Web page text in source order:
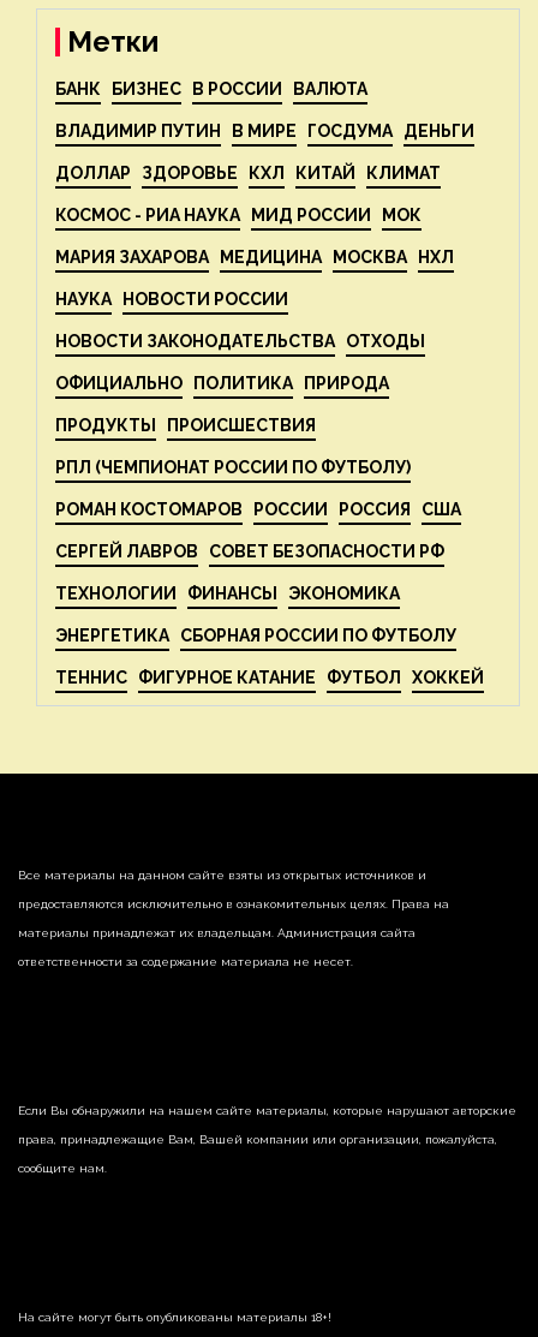
Метки
БАНК БИЗНЕС В РОССИИ ВАЛЮТА
ВЛАДИМИР ПУТИН В МИРЕ ГОСДУМА ДЕНЬГИ
ДОЛЛАР ЗДОРОВЬЕ КХЛ КИТАЙ КЛИМАТ
КОСМОС - РИА НАУКА МИД РОССИИ МОК
МАРИЯ ЗАХАРОВА МЕДИЦИНА МОСКВА НХЛ
НАУКА НОВОСТИ РОССИИ
НОВОСТИ ЗАКОНОДАТЕЛЬСТВА ОТХОДЫ
ОФИЦИАЛЬНО ПОЛИТИКА ПРИРОДА
ПРОДУКТЫ ПРОИСШЕСТВИЯ
РПЛ (ЧЕМПИОНАТ РОССИИ ПО ФУТБОЛУ)
РОМАН КОСТОМАРОВ РОССИИ РОССИЯ США
СЕРГЕЙ ЛАВРОВ СОВЕТ БЕЗОПАСНОСТИ РФ
ТЕХНОЛОГИИ ФИНАНСЫ ЭКОНОМИКА
ЭНЕРГЕТИКА СБОРНАЯ РОССИИ ПО ФУТБОЛУ
ТЕННИС ФИГУРНОЕ КАТАНИЕ ФУТБОЛ ХОККЕЙ
Все материалы на данном сайте взяты из открытых источников и
предоставляются исключительно в ознакомительных целях. Права на
материалы принадлежат их владельцам. Администрация сайта
ответственности за содержание материала не несет.
Если Вы обнаружили на нашем сайте материалы, которые нарушают авторские
права, принадлежащие Вам, Вашей компании или организации, пожалуйста,
сообщите нам.
На сайте могут быть опубликованы материалы 18+!